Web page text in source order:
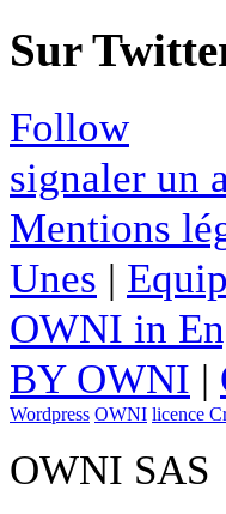
Sur
Follow
signaler un
Mentions
Unes |
OWNI in
BY OWNI |
Wordpress OWNI licence
OWNI SAS